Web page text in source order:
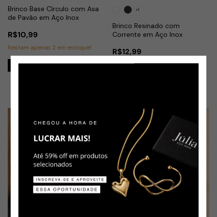
Brinco Base Círculo com Asa
de Pavão em Aço Inox
R$10,99
Restam apenas 2 em estoque!
Brinco Resinado com
Corrente em Aço Inox
R$12,99
Última peça!
+1